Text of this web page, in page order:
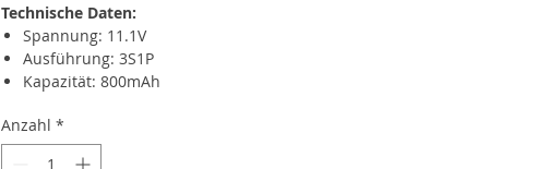
Technische Daten:
Spannung: 11.1V
Ausführung: 3S1P
Kapazität: 800mAh
Kurzzeitiger Entladestrom: max. 80C
(64.0A)
Anzahl *